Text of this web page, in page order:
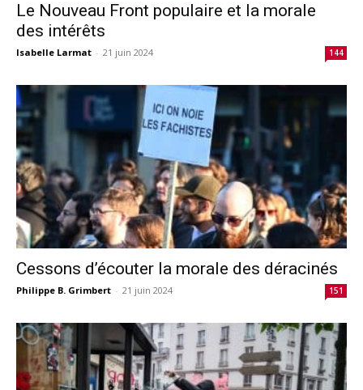
Le Nouveau Front populaire et la morale
des intérêts
Isabelle Larmat - 21 juin 2024 144
Cessons d’écouter la morale des déracinés
Philippe B. Grimbert - 21 juin 2024 151